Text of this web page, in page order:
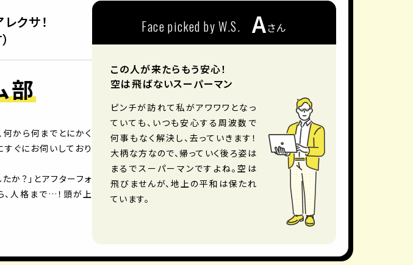
クサ！
部
から何までとにかく
ぐにお伺いしており
か？」とアフターフォ
、人格まで…！頭が上
Face picked by W.S. Aさん
この人が来たらもう安心！
空は飛ばないスーパーマン
ピンチが訪れて私がアワワワとなっ
ていても、いつも安心する周波数で
何事もなく解決し、去っていきます！
大柄な方なので、帰っていく後ろ姿は
まるでスーパーマンですよね。空は
飛びませんが、地上の平和は保たれ
ています。